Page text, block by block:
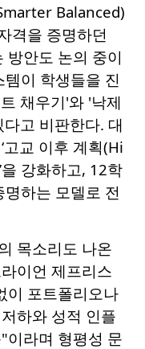
Balanced)
격을 증명하던
방안도 논의 중이
이 학생들을 진
채우기'와 '낙제
고 비판한다. 대
고교 이후 계획(Hi
강화하고, 12학
하는 모델로 전
목소리도 나온
이언 제프리스
이 포트폴리오나
하와 성적 인플
이라며 형평성 문